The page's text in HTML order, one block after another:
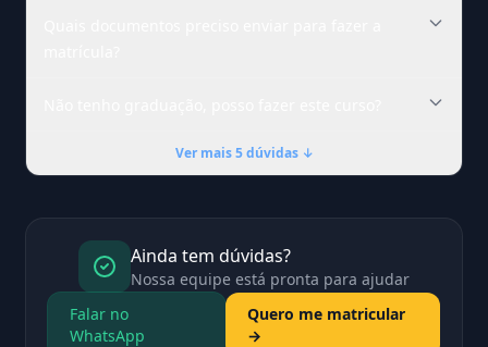
Ver mais 5 dúvidas ↓
Ainda tem dúvidas?
Nossa equipe está pronta para ajudar
Falar no
WhatsApp
Quero me matricular
→